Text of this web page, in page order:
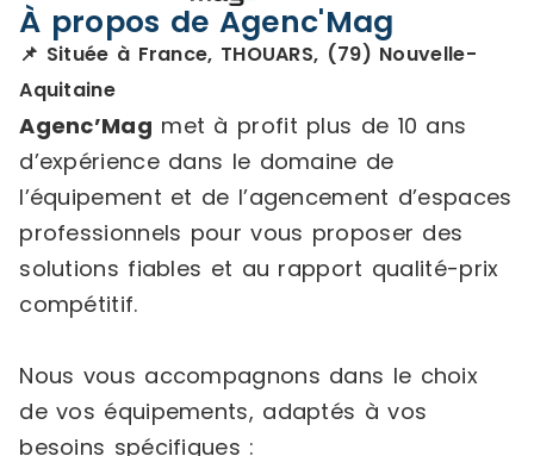
À propos de Agenc'Mag
📌 Située à France, THOUARS, (79) Nouvelle-
Aquitaine
Agenc’Mag met à profit plus de 10 ans
d’expérience dans le domaine de
l’équipement et de l’agencement d’espaces
professionnels pour vous proposer des
solutions fiables et au rapport qualité-prix
compétitif.
Nous vous accompagnons dans le choix
de vos équipements, adaptés à vos
besoins spécifiques :